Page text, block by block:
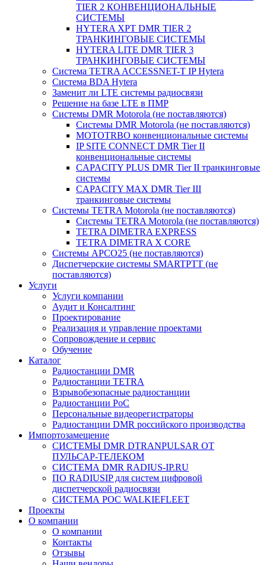
TIER 2 КОНВЕНЦИОНАЛЬНЫЕ
СИСТЕМЫ
HYTERA XPT DMR TIER 2
ТРАНКИНГОВЫЕ СИСТЕМЫ
HYTERA LITE DMR TIER 3
ТРАНКИНГОВЫЕ СИСТЕМЫ
Система TETRA ACCESSNET-T IP Hytera
Система BDA Hytera
Заменит ли LTE системы радиосвязи
Решение на базе LTE в ПМР
Системы DMR Motorola (не поставляются)
Системы DMR Motorola (не поставляются)
MOTOTRBO конвенциональные системы
IP SITE CONNECT DMR Tier II
конвенциональные системы
CAPACITY PLUS DMR Tier II транкинговые
системы
CAPACITY MAX DMR Tier III
транкинговые системы
Системы TETRA Motorola (не поставляются)
Системы TETRA Motorola (не поставляются)
TETRA DIMETRA EXPRESS
TETRA DIMETRA X CORE
Системы APCO25 (не поставляются)
Диспетчерские системы SMARTPTT (не
поставляются)
Услуги
Услуги компании
Аудит и Консалтинг
Проектирование
Реализация и управление проектами
Сопровождение и сервис
Обучение
Каталог
Радиостанции DMR
Радиостанции TETRA
Взрывобезопасные радиостанции
Радиостанции PoC
Персональные видеорегистраторы
Радиостанции DMR российского производства
Импортозамещение
СИСТЕМЫ DMR DTRANPULSAR ОТ
ПУЛЬСАР-ТЕЛЕКОМ
СИСТЕМА DMR RADIUS-IP.RU
ПО RADIUSIP для систем цифровой
диспетчерской радиосвязи
CИСТЕМА POC WALKIEFLEET
Проекты
О компании
О компании
Контакты
Отзывы